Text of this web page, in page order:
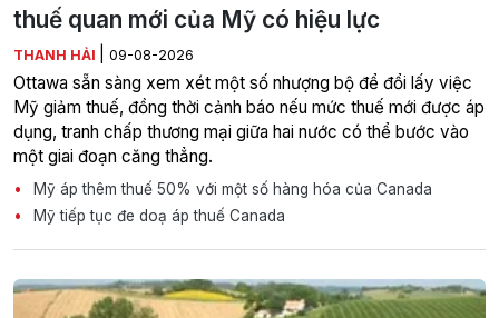
thuế quan mới của Mỹ có hiệu lực
THANH HẢI 09-08-2026
Ottawa sẵn sàng xem xét một số nhượng bộ để đổi lấy việc
Mỹ giảm thuế, đồng thời cảnh báo nếu mức thuế mới được áp
dụng, tranh chấp thương mại giữa hai nước có thể bước vào
một giai đoạn căng thẳng.
Mỹ áp thêm thuế 50% với một số hàng hóa của Canada
Mỹ tiếp tục đe doạ áp thuế Canada